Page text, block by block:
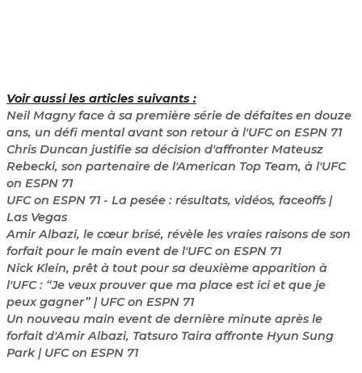
Voir aussi les articles suivants :
Neil Magny face à sa première série de défaites en douze
ans, un défi mental avant son retour à l'UFC on ESPN 71
Chris Duncan justifie sa décision d'affronter Mateusz
Rebecki, son partenaire de l'American Top Team, à l'UFC
on ESPN 71
UFC on ESPN 71 - La pesée : résultats, vidéos, faceoffs |
Las Vegas
Amir Albazi, le cœur brisé, révèle les vraies raisons de son
forfait pour le main event de l'UFC on ESPN 71
Nick Klein, prêt à tout pour sa deuxième apparition à
l'UFC : “Je veux prouver que ma place est ici et que je
peux gagner” | UFC on ESPN 71
Un nouveau main event de dernière minute après le
forfait d'Amir Albazi, Tatsuro Taira affronte Hyun Sung
Park | UFC on ESPN 71